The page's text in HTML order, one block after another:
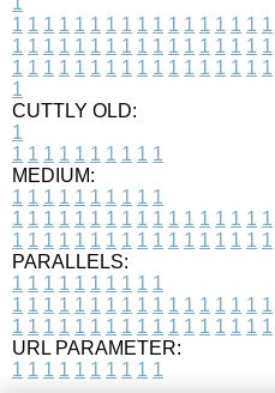
1 1 1 1 1 1 1 1 1 1 1 1 1 1 1 1 1
1 1 1 1 1 1 1 1 1 1 1 1 1 1 1 1 1
1 1 1 1 1 1 1 1 1 1 1 1 1 1 1 1 1
1
CUTTLY OLD:
1
1 1 1 1 1 1 1 1 1 1
MEDIUM:
1 1 1 1 1 1 1 1 1 1
1 1 1 1 1 1 1 1 1 1 1 1 1 1 1 1 1
1 1 1 1 1 1 1 1 1 1 1 1 1 1 1 1 1
PARALLELS:
1 1 1 1 1 1 1 1 1 1
1 1 1 1 1 1 1 1 1 1 1 1 1 1 1 1 1
1 1 1 1 1 1 1 1 1 1 1 1 1 1 1 1 1
URL PARAMETER:
1 1 1 1 1 1 1 1 1 1